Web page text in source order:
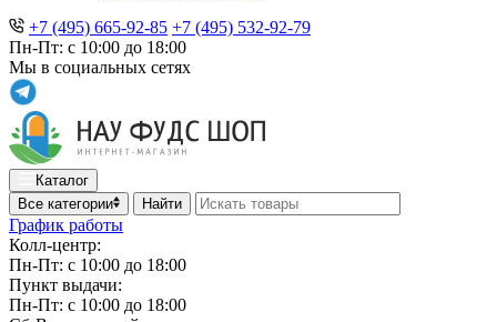
+7 (495) 665-92-85 +7 (495) 532-92-79
Пн-Пт: с 10:00 до 18:00
Мы в социальных сетях
Каталог
Все категории
Найти
График работы
Колл-центр:
Пн-Пт: с 10:00 до 18:00
Пункт выдачи:
Пн-Пт: с 10:00 до 18:00